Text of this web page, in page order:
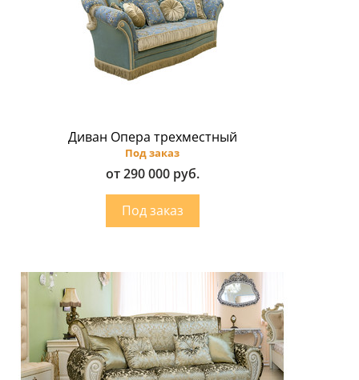
Диван Опера трехместный
Под заказ
от 290 000 руб.